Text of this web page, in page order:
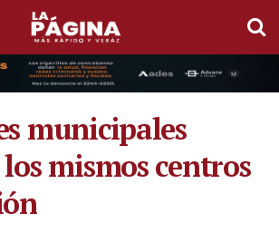
municipales
mismos centros